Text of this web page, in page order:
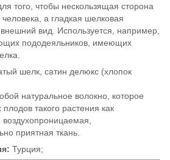
того, чтобы нескользящая сторона
а гладкая шелковая
вид. Используется, например,
пододеяльников, имеющих
шелк, сатин делюкс (хлопок
натуральное волокно, которое
такого растения как
приятная ткань.
Турция;